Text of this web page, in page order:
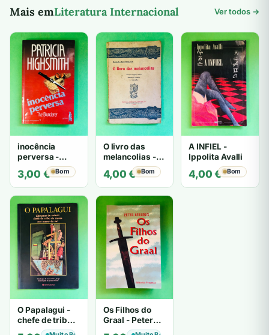
Mais emLiteratura Internacional Ver todos →
inocência
perversa -
PATRICIA
HIGHSMITH
3,00 € Bom
O livro das
melancolias -
Mantegazza
4,00€ Bom
A INFIEL -
Ippolita Avalli
4,00€ Bom
O Papalagui -
chefe de tribo
de tiavéa
Os Filhos do
Graal - Peter
Berling